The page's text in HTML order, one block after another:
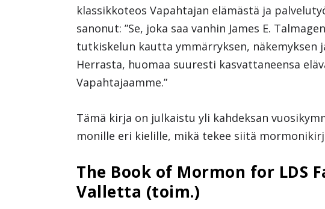
klassikkoteos Vapahtajan elämästä ja
sanonut: ”Se, joka saa vanhin James E.
tutkiskelun kautta ymmärryksen, näkemyksen
Herrasta, huomaa suuresti kasvattaneensa
Vapahtajaamme.”
Tämä kirja on julkaistu yli kahdeksan
monille eri kielille, mikä tekee siitä
The Book of Mormon for LDS
Valletta (toim.)